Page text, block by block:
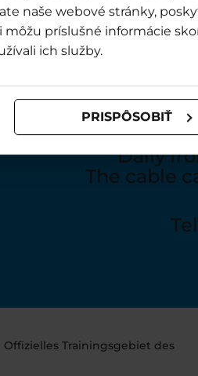
naše webové stránky,
môžu príslušné informácie
ich služby.
PRISPÔSOBIŤ
October
Daily
The cable
Offizielles Trainingsgebiet des